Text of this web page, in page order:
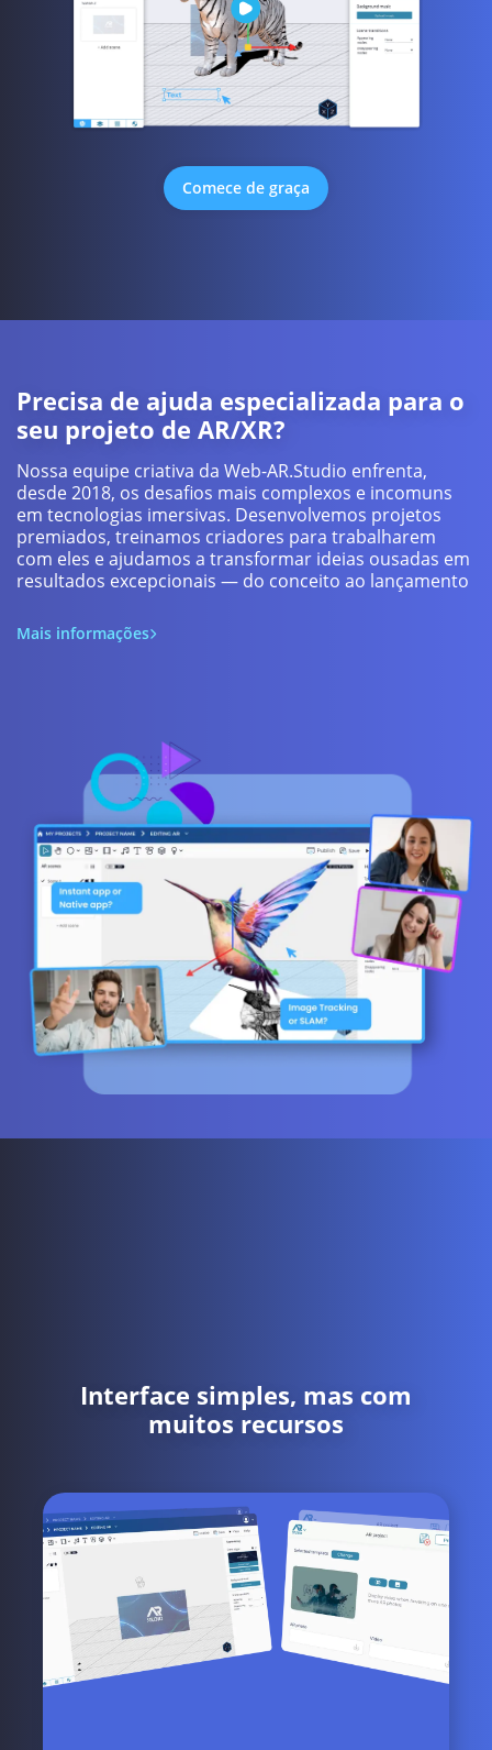
Comece de graça
Precisa de ajuda especializada para o
seu projeto de AR/XR?
Nossa equipe criativa da Web-AR.Studio enfrenta,
desde 2018, os desafios mais complexos e incomuns
em tecnologias imersivas. Desenvolvemos projetos
premiados, treinamos criadores para trabalharem
com eles e ajudamos a transformar ideias ousadas em
resultados excepcionais — do conceito ao lançamento
Mais informações
Interface simples, mas com
muitos recursos